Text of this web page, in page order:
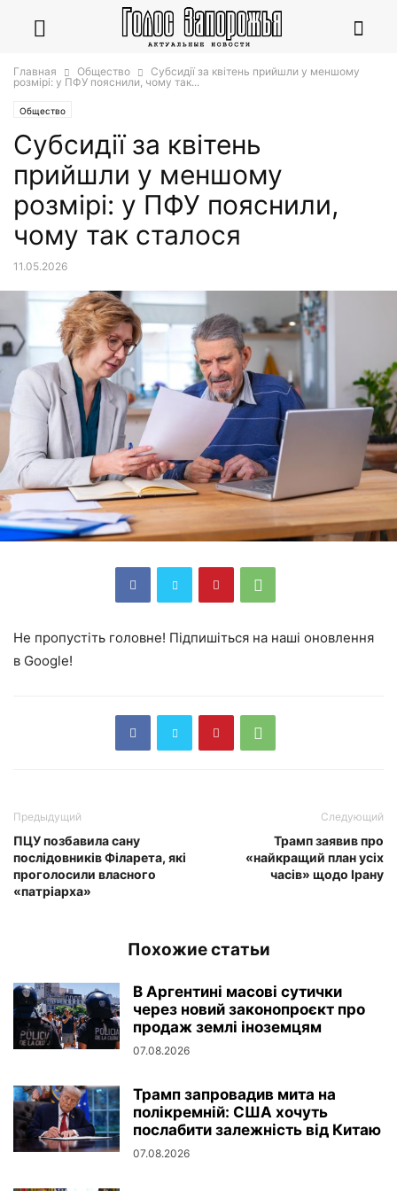
Главная Общество
Субсидії за квітень прийшли у меншому
розмірі: у ПФУ пояснили, чому так...
Общество
Субсидії за квітень
прийшли у меншому
розмірі: у ПФУ пояснили,
чому так сталося
11.05.2026
Не пропустіть головне! Підпишіться на наші оновлення
в Google!
Предыдущий
ПЦУ позбавила сану
послідовників Філарета, які
проголосили власного
«патріарха»
Следующий
Трамп заявив про
«найкращий план усіх
часів» щодо Ірану
Похожие статьи
В Аргентині масові сутички
через новий законопроєкт про
продаж землі іноземцям
07.08.2026
Трамп запровадив мита на
полікремній: США хочуть
послабити залежність від Китаю
07.08.2026